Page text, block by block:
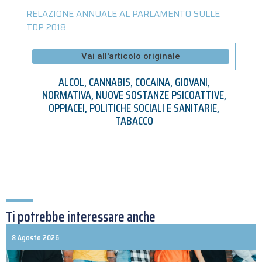
RELAZIONE ANNUALE AL PARLAMENTO SULLE
TDP 2018
Vai all'articolo originale
ALCOL,CANNABIS,COCAINA,GIOVANI,
NORMATIVA,NUOVE SOSTANZE PSICOATTIVE,
OPPIACEI,POLITICHE SOCIALI E SANITARIE,
TABACCO
Ti potrebbe interessare anche
8 Agosto 2026